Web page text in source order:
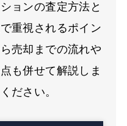
ョンの査定方法と
重視されるポイン
売却までの流れや
も併せて解説しま
ださい。